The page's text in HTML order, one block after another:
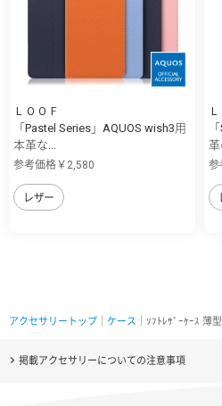
ＬＯＯＦ
「Pastel Series」AQUOS wish3用
本革な...
参考価格￥2,580
レザー
革
参
アクセサリートップ ケース ｜ｿﾌﾄﾚｻﾞｰｹｰｽ 薄
掲載アクセサリーについての注意事項